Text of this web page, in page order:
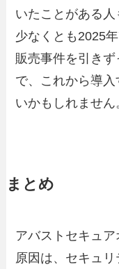
いたことがある
少なくとも2025
販売事件を引き
で、これから導
いかもしれません
まとめ
アバストセキュ
原因は、セキュ